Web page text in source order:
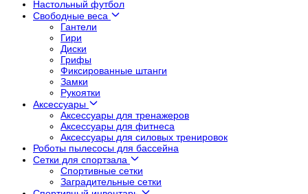
Настольный футбол
Свободные веса
Гантели
Гири
Диски
Грифы
Фиксированные штанги
Замки
Рукоятки
Аксессуары
Аксессуары для тренажеров
Аксессуары для фитнеса
Аксессуары для силовых тренировок
Роботы пылесосы для бассейна
Сетки для спортзала
Спортивные сетки
Заградительные сетки